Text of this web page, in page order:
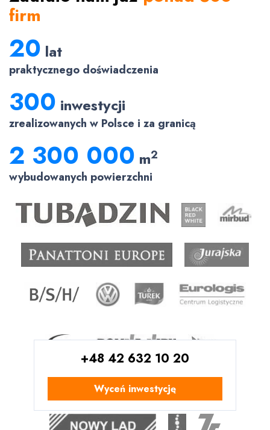
+48 42 632 10 20
Wyceń inwestycję
firm
20 lat
praktycznego doświadczenia
300 inwestycji
zrealizowanych w Polsce i za granicą
2 300 000 m2
wybudowanych powierzchni